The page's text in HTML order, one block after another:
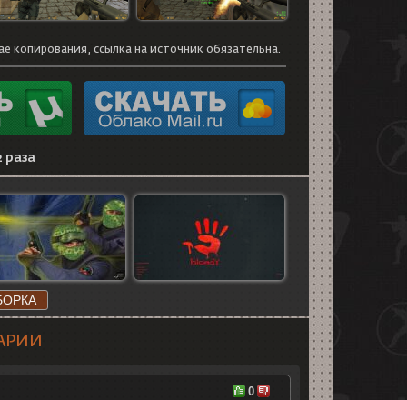
копирования, ссылка на источник обязательна.
раза
0